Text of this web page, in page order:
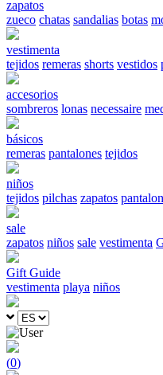
zapatos
zueco chatas sandalias botas
vestimenta
tejidos remeras shorts vestidos
accesorios
sombreros lonas necessaire
básicos
remeras pantalones tejidos
niños
tejidos pilchas zapatos
sale
zapatos niños sale vestimenta
Gift Guide
vestimenta playa niños
(0)